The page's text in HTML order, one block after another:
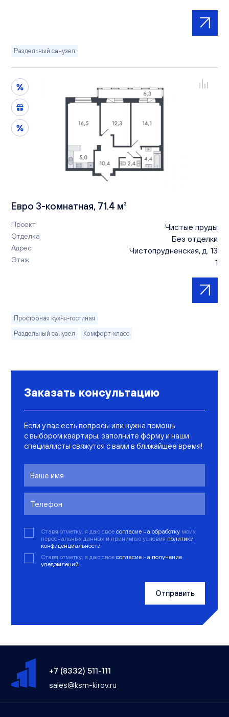
Раздельный санузел
Евро 3-комнатная, 71.4 м²
Проект Чистые пруды
Отделка Без отделки
Адрес Чистопрудненская, д. 13
Этаж 1
Просторная кухня-гостиная
Раздельный санузел
Комфорт-класс
Заказать консультацию
Если у вас есть вопросы или нужна помощь
с выбором квартиры, заполните форму и наши
специалисты свяжутся с вами в ближайшее время!
Ставя отметку, я даю свое согласие на обработку моих
персональных данных и принимаю условия политики
конфиденциальности
Ставя отметку, я даю свое согласие на получение
уведомлений
Отправить
+7 (8332) 511-111
sales@ksm-kirov.ru